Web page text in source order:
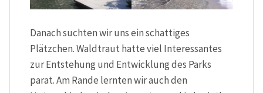
Danach suchten wir uns ein schattiges
Plätzchen. Waldtraut hatte viel Interessantes
zur Entstehung und Entwicklung des Parks
parat. Am Rande lernten wir auch den